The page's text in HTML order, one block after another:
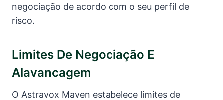
negociação de acordo com o seu perfil de
risco.
Limites De Negociação E
Alavancagem
O Astravox Maven estabelece limites de